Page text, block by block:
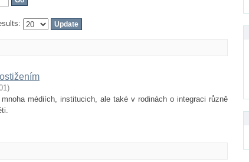
)
médiích, institucich, ale také v rodinách o integraci různě